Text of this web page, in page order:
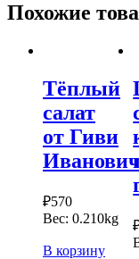
Похожие
Тёплый
салат
от Гиви
₽570
Вес: 0.210kg
В корзину